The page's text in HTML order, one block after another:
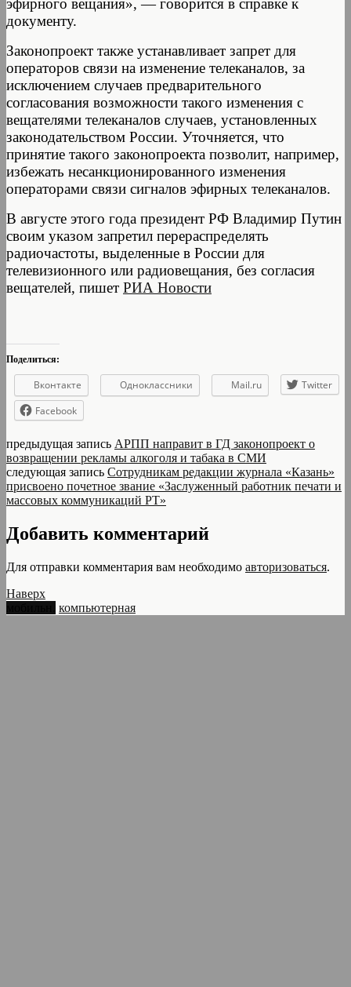
эфирного вещания», — говорится в справке к
документу.
Законопроект также устанавливает запрет для
операторов связи на изменение телеканалов, за
исключением случаев предварительного
согласования возможности такого изменения с
вещателями телеканалов случаев, установленных
законодательством России. Уточняется, что
принятие такого законопроекта позволит, например,
избежать несанкционированного изменения
операторами связи сигналов эфирных телеканалов.
В августе этого года президент РФ Владимир Путин
своим указом запретил перераспределять
радиочастоты, выделенные в России для
телевизионного или радиовещания, без согласия
вещателей, пишет РИА Новости
Поделиться:
Вконтакте Одноклассники Mail.ru
Twitter
Facebook
предыдущая запись АРПП направит в ГД законопроект о
возвращении рекламы алкоголя и табака в СМИ
следующая запись Сотрудникам редакции журнала «Казань»
присвоено почетное звание «Заслуженный работник печати и
массовых коммуникаций РТ»
Добавить комментарий
Для отправки комментария вам необходимо авторизоваться.
Наверх
компьютерная